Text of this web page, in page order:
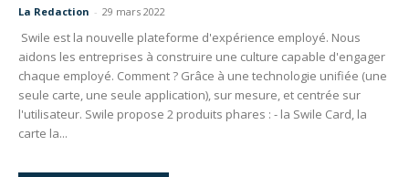
La Redaction - 29 mars 2022
Swile est la nouvelle plateforme d'expérience employé. Nous
aidons les entreprises à construire une culture capable d'engager
chaque employé. Comment ? Grâce à une technologie unifiée (une
seule carte, une seule application), sur mesure, et centrée sur
l'utilisateur. Swile propose 2 produits phares : - la Swile Card, la
carte la...